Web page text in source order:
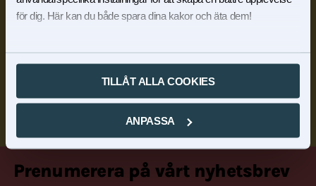
för dig. Här kan du både spara dina kakor och äta dem!
TILLÅT ALLA COOKIES
ANPASSA
Prenumerera på vårt nyhetsbrev